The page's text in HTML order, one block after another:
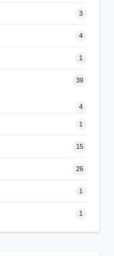
3
4
1
39
4
1
15
26
1
1